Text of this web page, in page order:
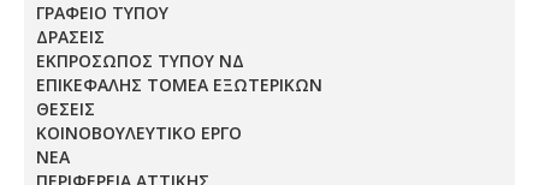
ΓΡΑΦΕΙΟ ΤΥΠΟΥ
ΔΡΑΣΕΙΣ
ΕΚΠΡΟΣΩΠΟΣ ΤΥΠΟΥ ΝΔ
ΕΠΙΚΕΦΑΛΗΣ ΤΟΜΕΑ ΕΞΩΤΕΡΙΚΩΝ
ΘΕΣΕΙΣ
ΚΟΙΝΟΒΟΥΛΕΥΤΙΚΟ ΕΡΓΟ
ΝΕΑ